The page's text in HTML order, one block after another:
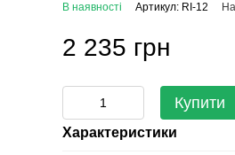
В наявності Артикул: RI-12
2 235 грн
Купити
Характеристики